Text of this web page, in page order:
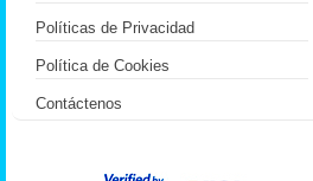
Políticas de Privacidad
Política de Cookies
Contáctenos